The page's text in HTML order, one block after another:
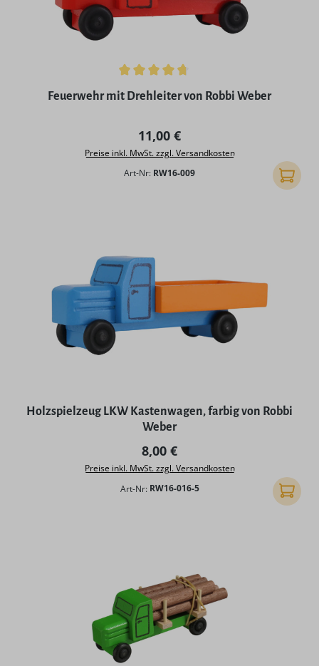
Durchschnittliche Bewertung von 4.83 von 5 Sternen
Feuerwehr mit Drehleiter von Robbi Weber
Regulärer Preis:
11,00 €
Preise inkl. MwSt. zzgl. Versandkosten
Art-Nr: RW16-009 In den
Holzspielzeug LKW Kastenwagen, farbig von Robbi
Weber
Regulärer Preis:
8,00 €
Preise inkl. MwSt. zzgl. Versandkosten
Art-Nr: RW16-016-5 In den